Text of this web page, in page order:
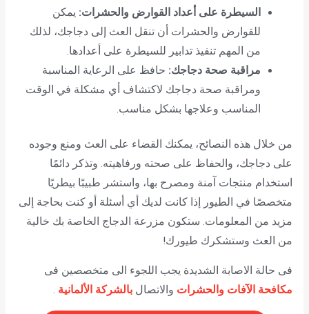
السيطرة على أعداد القوارض والحشرات: يمكن
للقوارض والحشرات أن تنقل العث إلى دجاجك، لذلك
من المهم تنفيذ تدابير للسيطرة على أعدادها.
مراقبة صحة دجاجك: حافظ على الرعاية المناسبة
ومراقبة صحة دجاجك لاكتشاف أي مشكلة في الوقت
المناسب وعلاجها بشكل مناسب.
من خلال هذه النصائح، يمكنك القضاء على العث ومنع وجوده
على دجاجك، والحفاظ على صحته ورفاهيته. وتذكر دائمًا
استخدام منتجات آمنة ومصرح بها، واستشر طبيبًا بيطريًا
متخصصًا في الطيور إذا كانت لديك أي أسئلة أو كنت بحاجة إلى
مزيد من المعلومات. ستكون مزرعة الدجاج الخاصة بك خالية
من العث وستشكرك طيورك!
فى حالة الاصابة الشديدة يجب اللجوء الى متخصصين فى
مكافحة الآفات والحشرات والاتصال بالشركة الألمانية .